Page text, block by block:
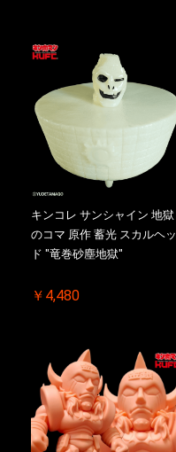
キンコレ サンシャイン 地獄
のコマ 原作 蓄光 スカルヘッ
ド "竜巻砂塵地獄"
￥4,480